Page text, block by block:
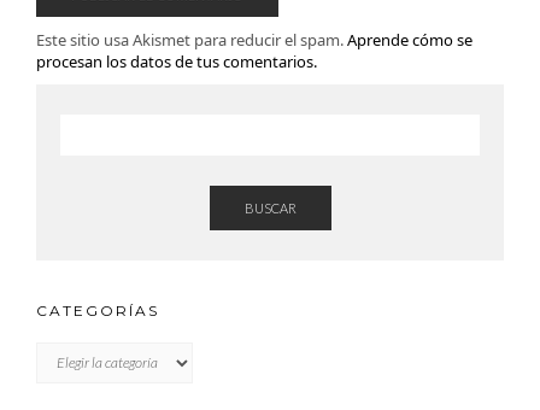
Este sitio usa Akismet para reducir el spam.Aprende cómo se
procesan los datos de tus comentarios.
BUSCAR
CATEGORÍAS